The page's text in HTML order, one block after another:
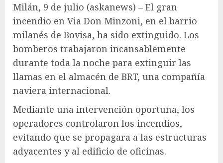
Milán, 9 de julio (askanews) – El gran
incendio en Via Don Minzoni, en el barrio
milanés de Bovisa, ha sido extinguido. Los
bomberos trabajaron incansablemente
durante toda la noche para extinguir las
llamas en el almacén de BRT, una compañía
naviera internacional.
Mediante una intervención oportuna, los
operadores controlaron los incendios,
evitando que se propagara a las estructuras
adyacentes y al edificio de oficinas.